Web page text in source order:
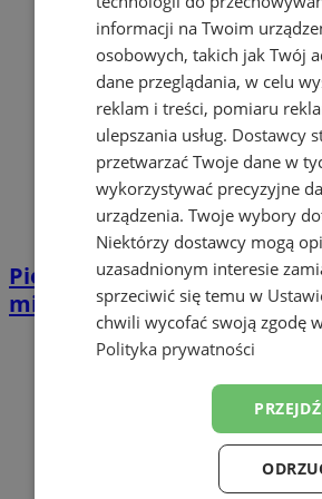
Pierwsza łopata wbita!
mieszkań w ramach SIM w
informacji na Twoim
osobowych, takich jak Twój
dane przeglądania, w celu
reklam i treści, pomiaru
ulepszania usług. Dostawcy
przetwarzać Twoje dane w
wykorzystywać precyzyjne
urządzenia. Twoje wybory
Niektórzy dostawcy mogą
uzasadnionym interesie
sprzeciwić się temu w
chwili wycofać swoją zgodę
Polityka prywatności